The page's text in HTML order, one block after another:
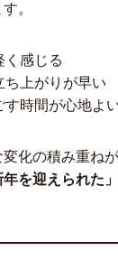
。
く感じる
ち上がりが早い
す時間が心地よ
化の積み重ねが
年を迎えられた